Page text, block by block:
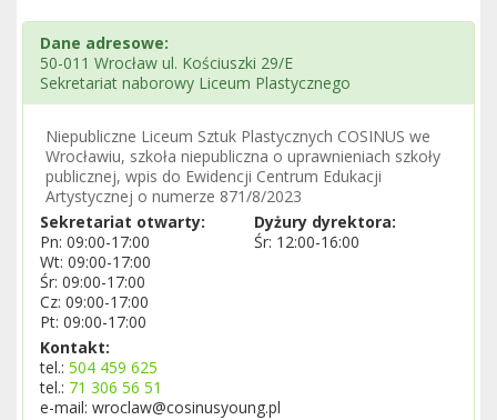
Dane adresowe:
50-011 Wrocław ul. Kościuszki 29/E
Sekretariat naborowy Liceum Plastycznego
Niepubliczne Liceum Sztuk Plastycznych COSINUS we
Wrocławiu, szkoła niepubliczna o uprawnieniach szkoły
publicznej, wpis do Ewidencji Centrum Edukacji
Artystycznej o numerze 871/8/2023
Sekretariat otwarty:
Pn: 09:00-17:00
Wt: 09:00-17:00
Śr: 09:00-17:00
Cz: 09:00-17:00
Pt: 09:00-17:00
Dyżury dyrektora:
Śr: 12:00-16:00
Kontakt:
tel.: 504 459 625
tel.: 71 306 56 51
e-mail: wroclaw@cosinusyoung.pl